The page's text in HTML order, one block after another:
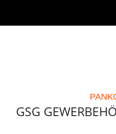
GSG